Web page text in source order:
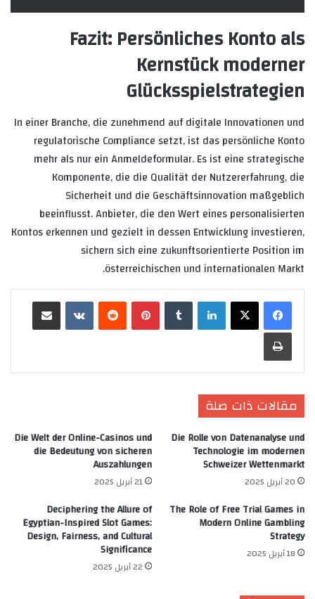
Fazit: Persönliches Konto als
Kernstück moderner
Glücksspielstrategien
In einer Branche, die zunehmend auf digitale Innovationen und
regulatorische Compliance setzt, ist das persönliche Konto
mehr als nur ein Anmeldeformular. Es ist eine strategische
Komponente, die die Qualität der Nutzererfahrung, die
Sicherheit und die Geschäftsinnovation maßgeblich
beeinflusst. Anbieter, die den Wert eines personalisierten
Kontos erkennen und gezielt in dessen Entwicklung investieren,
sichern sich eine zukunftsorientierte Position im
österreichischen und internationalen Markt.
لينكدإن بينتيريست
طباعة
مقالات ذات صلة
Die Rolle von Datenanalyse und
Technologie im modernen
Schweizer Wettenmarkt
20 أبريل 2025
Die Welt der Online-Casinos und
die Bedeutung von sicheren
Auszahlungen
21 أبريل 2025
The Role of Free Trial Games in
Modern Online Gambling
Strategy
18 أبريل 2025
Deciphering the Allure of
Egyptian-Inspired Slot Games:
Design, Fairness, and Cultural
Significance
22 أبريل 2025